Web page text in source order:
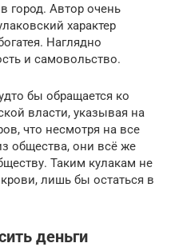
город. Автор очень
характер
Наглядно
и самовольство.
бы обращается ко
власти, указывая на
что несмотря на все
общества, они всё же
Таким кулакам не
лишь бы остаться в
деньги